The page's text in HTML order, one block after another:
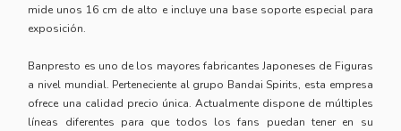
mide unos 16 cm de alto e incluye una base soporte especial para
exposición.
Banpresto es uno de los mayores fabricantes Japoneses de Figuras
a nivel mundial. Perteneciente al grupo Bandai Spirits, esta empresa
ofrece una calidad precio única. Actualmente dispone de múltiples
líneas diferentes para que todos los fans puedan tener en su